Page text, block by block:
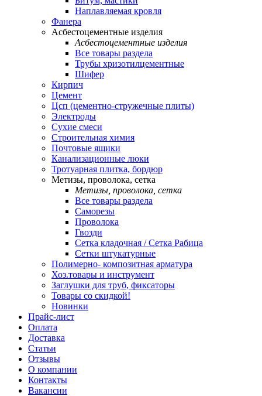
Наплавляемая кровля
Фанера
Асбестоцементные изделия
Асбестоцементные изделия
Все товары раздела
Трубы хризотилцементные
Шифер
Кирпич
Цемент
Цсп (цементно-стружечные плиты)
Электроды
Сухие смеси
Строительная химия
Почтовые ящики
Канализационные люки
Тротуарная плитка, бордюр
Метизы, проволока, сетка
Метизы, проволока, сетка
Все товары раздела
Саморезы
Проволока
Гвозди
Сетка кладочная / Сетка Рабица
Сетки штукатурные
Полимерно- композитная арматура
Хоз.товары и инструмент
Заглушки для труб, фиксаторы
Товары со скидкой!
Новинки
Прайс-лист
Оплата
Доставка
Статьи
Отзывы
О компании
Контакты
Вакансии